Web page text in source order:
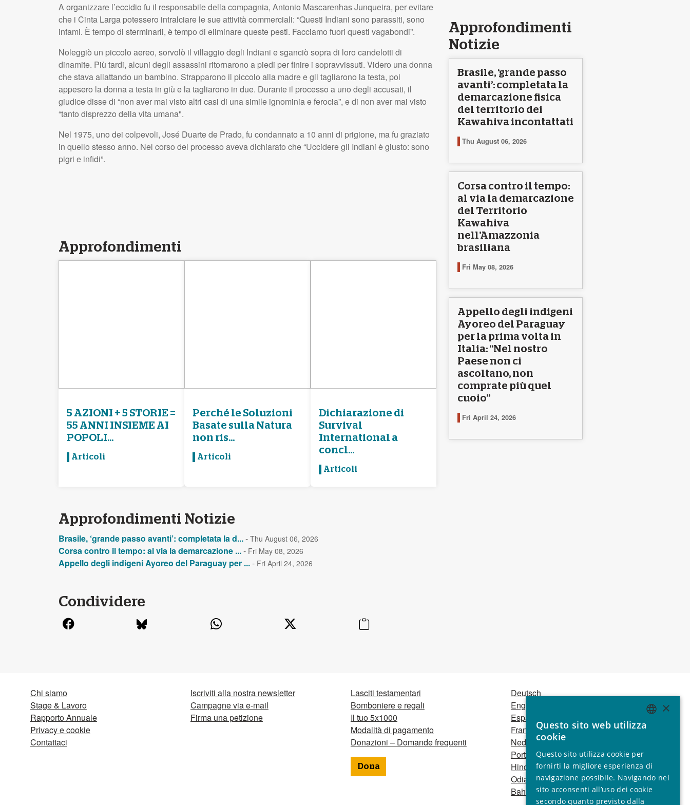
A organizzare l’eccidio fu il responsabile della compagnia, Antonio Mascarenhas Junqueira, per evitare
che i Cinta Larga potessero intralciare le sue attività commerciali: “Questi Indiani sono parassiti, sono
infami. È tempo di sterminarli, è tempo di eliminare queste pesti. Facciamo fuori questi vagabondi”.
Noleggiò un piccolo aereo, sorvolò il villaggio degli Indiani e sganciò sopra di loro candelotti di
dinamite. Più tardi, alcuni degli assassini ritornarono a piedi per finire i sopravvissuti. Videro una donna
che stava allattando un bambino. Strapparono il piccolo alla madre e gli tagliarono la testa, poi
appesero la donna a testa in giù e la tagliarono in due. Durante il processo a uno degli accusati, il
giudice disse di “non aver mai visto altri casi di una simile ignominia e ferocia”, e di non aver mai visto
“tanto disprezzo della vita umana".
Nel 1975, uno dei colpevoli, José Duarte de Prado, fu condannato a 10 anni di prigione, ma fu graziato
in quello stesso anno. Nel corso del processo aveva dichiarato che “Uccidere gli Indiani è giusto: sono
pigri e infidi”.
Approfondimenti
5 AZIONI + 5 STORIE =
55 ANNI INSIEME AI
POPOLI...
Articoli
Perché le Soluzioni
Basate sulla Natura
non ris...
Articoli
Dichiarazione di
Survival
International a
concl...
Articoli
Approfondimenti Notizie
Brasile, ‘grande passo avanti’: completata la d...- Thu August 06, 2026
Corsa contro il tempo: al via la demarcazione ...- Fri May 08, 2026
Appello degli indigeni Ayoreo del Paraguay per ...- Fri April 24, 2026
Condividere
Approfondimenti
Notizie
Brasile, ‘grande passo
avanti’: completata la
demarcazione fisica
del territorio dei
Kawahiva incontattati
Thu August 06, 2026
Corsa contro il tempo:
al via la demarcazione
del Territorio
Kawahiva
nell’Amazzonia
brasiliana
Fri May 08, 2026
Appello degli indigeni
Ayoreo del Paraguay
per la prima volta in
Italia: “Nel nostro
Paese non ci
ascoltano, non
comprate più quel
cuoio”
Fri April 24, 2026
Chi siamo
Stage & Lavoro
Rapporto Annuale
Privacy e cookie
Contattaci
Iscriviti alla nostra newsletter
Campagne via e-mail
Firma una petizione
Lasciti testamentari
Bomboniere e regali
Il tuo 5x1000
Modalità di pagamento
Donazioni – Domande frequenti
Dona
Deutsch
English
Español
Français
Nederlands
Português
Hindi
Odia
Bahasa Indonesia
ENGLISH
SPANISH
FRENCH
ITALIAN
×
Questo sito web utilizza
cookie
Questo sito utilizza cookie per
fornirti la migliore esperienza di
navigazione possibile. Navigando nel
sito acconsenti all’uso dei cookie
secondo quanto previsto dalla